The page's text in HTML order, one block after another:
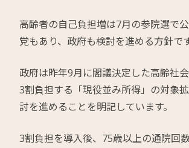
高齢者の自己負担増は7月の参院選で
党もあり、政府も検討を進める方針です
政府は昨年9月に閣議決定した高齢社会
3割負担する「現役並み所得」の対象
討を進めることを明記しています。
3割負担を導入後、75歳以上の通院回数